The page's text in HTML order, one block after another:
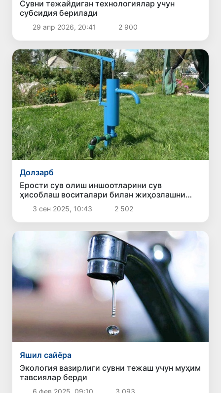
Сувни тежайдиган технологиялар учун
субсидия берилади
29 апр 2026, 20:41 2 900
Долзарб
Ерости сув олиш иншоотларини сув
ҳисоблаш воситалари билан жиҳозлашни
рўйхатга олиш тартиби белгиланди
3 сен 2025, 10:43 2 502
Яшил сайёра
Экология вазирлиги сувни тежаш учун муҳим
тавсиялар берди
6 фев 2025, 09:10 3 093